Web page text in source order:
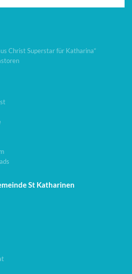
Christ Superstar für Katharina“
St Katharinen